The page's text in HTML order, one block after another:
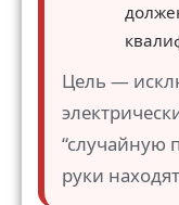
Цель —
“случайную
руки